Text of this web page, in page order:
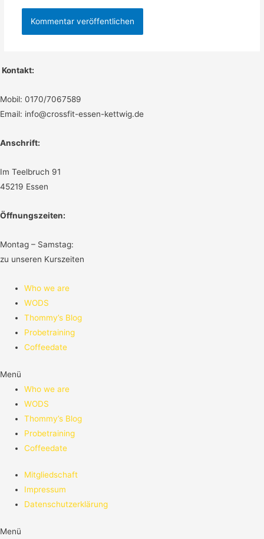
Kontakt:
Mobil: 0170/7067589
Email: info@crossfit-essen-kettwig.de
Anschrift:
Im Teelbruch 91
45219 Essen
Öffnungszeiten:
Montag – Samstag:
zu unseren Kurszeiten
Who we are
WODS
Thommy’s Blog
Probetraining
Coffeedate
Menü
Who we are
WODS
Thommy’s Blog
Probetraining
Coffeedate
Mitgliedschaft
Impressum
Datenschutzerklärung
Menü